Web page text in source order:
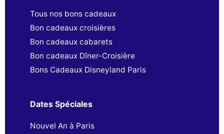
Tous nos bons cadeaux
Bon cadeaux croisières
Bon cadeaux cabarets
Bon cadeaux Dîner-Croisière
Bons Cadeaux Disneyland Paris
Dates Spéciales
Nouvel An à Paris